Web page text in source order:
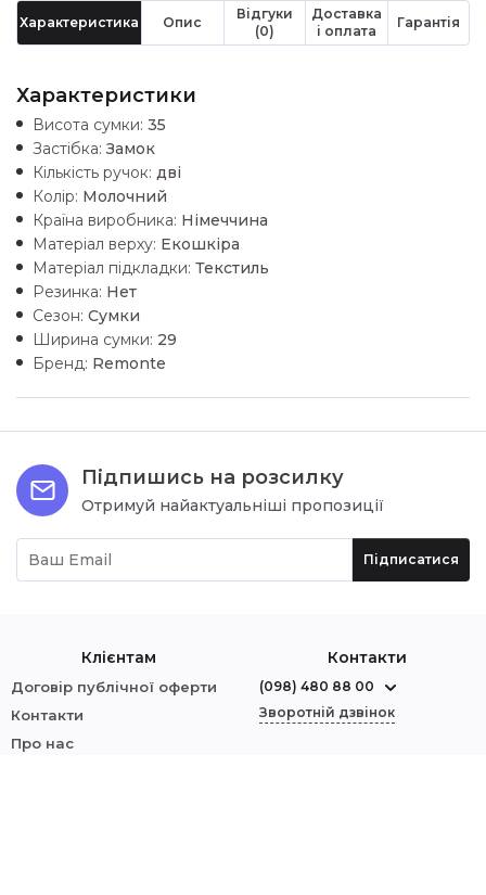
Характеристика Опис
Відгуки
(0)
Доставка
і оплата
Гарантія
Характеристики
Висота сумки: 35
Застібка: Замок
Кількість ручок: дві
Колір: Молочний
Країна виробника: Німеччина
Матеріал верху: Екошкiра
Матеріал підкладки: Текстиль
Резинка: Нет
Сезон: Сумки
Ширина сумки: 29
Бренд: Remonte
Підпишись на розсилку
Отримуй найактуальніші пропозиції
Підписатися
Клієнтам
Договір публічної оферти
Контакти
Про нас
Контакти
(098) 480 88 00
Зворотній дзвінок